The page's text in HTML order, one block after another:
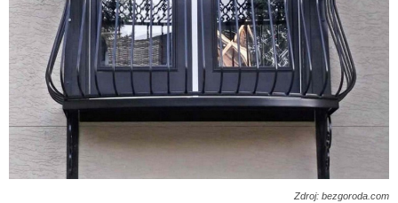
Zdroj: bezgoroda.com